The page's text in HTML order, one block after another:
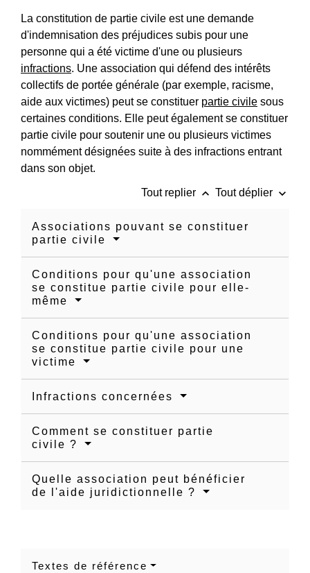
La constitution de partie civile est une demande
d'indemnisation des préjudices subis pour une
personne qui a été victime d'une ou plusieurs
infractions. Une association qui défend des intérêts
collectifs de portée générale (par exemple, racisme,
aide aux victimes) peut se constituer partie civile sous
certaines conditions. Elle peut également se constituer
partie civile pour soutenir une ou plusieurs victimes
nommément désignées suite à des infractions entrant
dans son objet.
Tout replier keyboard_arrow_up Tout déplier keyboard_arrow_down
Associations pouvant se constituer
partie civile
Conditions pour qu'une association
se constitue partie civile pour elle-
même
Conditions pour qu'une association
se constitue partie civile pour une
victime
Infractions concernées
Comment se constituer partie
civile ?
Quelle association peut bénéficier
de l'aide juridictionnelle ?
Textes de référence